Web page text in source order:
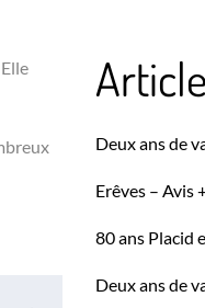
Deux ans de
Erêves – Avis
80 ans Placid
Deux ans de